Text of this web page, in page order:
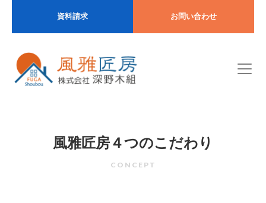
資料請求 お問い合わせ
風雅匠房４つのこだわり
CONCEPT